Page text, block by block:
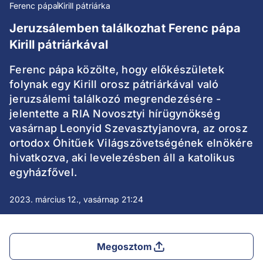
Ferenc pápaKirill pátriárka
Jeruzsálemben találkozhat Ferenc pápa
Kirill pátriárkával
Ferenc pápa közölte, hogy előkészületek
folynak egy Kirill orosz pátriárkával való
jeruzsálemi találkozó megrendezésére -
jelentette a RIA Novosztyi hírügynökség
vasárnap Leonyid Szevasztyjanovra, az orosz
ortodox Óhitűek Világszövetségének elnökére
hivatkozva, aki levelezésben áll a katolikus
egyházfővel.
2023. március 12., vasárnap 21:24
Megosztom